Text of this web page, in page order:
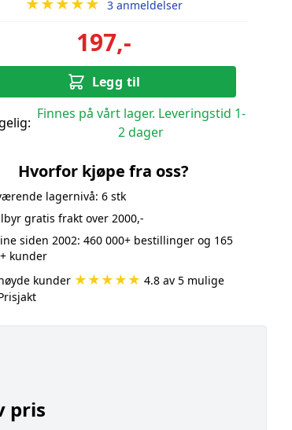
★★★★★ 3 anmeldelser
197,-
Legg til
Finnes på vårt lager. Leveringstid 1-
2 dager
Hvorfor kjøpe fra oss?
lagernivå: 6 stk
gratis frakt over 2000,-
siden 2002: 460 000+ bestillinger og 165
kunder
kunder ★★★★★ 4.8 av 5 mulige
pris